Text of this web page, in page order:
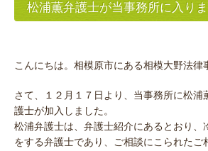
松浦薫弁護士が当事務所に入り
こんにちは。相模原市にある相模大野法律
さて、１２月１７日より、当事務所に松浦
護士が加入しました。
松浦弁護士は、弁護士紹介にあるとおり、
をする弁護士であり、ご相談にこられたご